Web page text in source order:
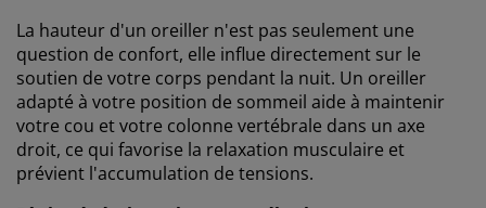
La hauteur d'un oreiller n'est pas seulement une
question de confort, elle influe directement sur le
soutien de votre corps pendant la nuit. Un oreiller
adapté à votre position de sommeil aide à maintenir
votre cou et votre colonne vertébrale dans un axe
droit, ce qui favorise la relaxation musculaire et
prévient l'accumulation de tensions.